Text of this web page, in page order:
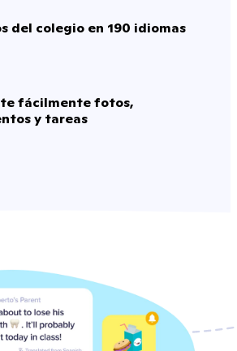
del colegio en 190 idiomas
fácilmente fotos,
y tareas